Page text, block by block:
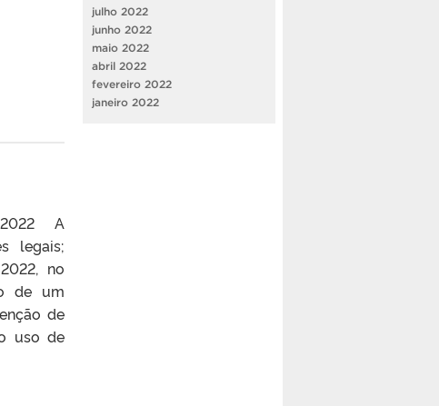
2022 A
legais;
no
de um
de
uso de
julho 2022
junho 2022
maio 2022
abril 2022
fevereiro 2022
janeiro 2022